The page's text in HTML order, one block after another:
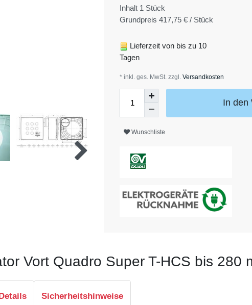
Inhalt 1 Stück
Grundpreis 417,75 € / Stück
Lieferzeit von bis zu 10
Tagen
* inkl. ges. MwSt. zzgl. Versandkosten
In den
Wunschliste
Vort Quadro Super T-HCS bis 280
Sicherheitshinweise